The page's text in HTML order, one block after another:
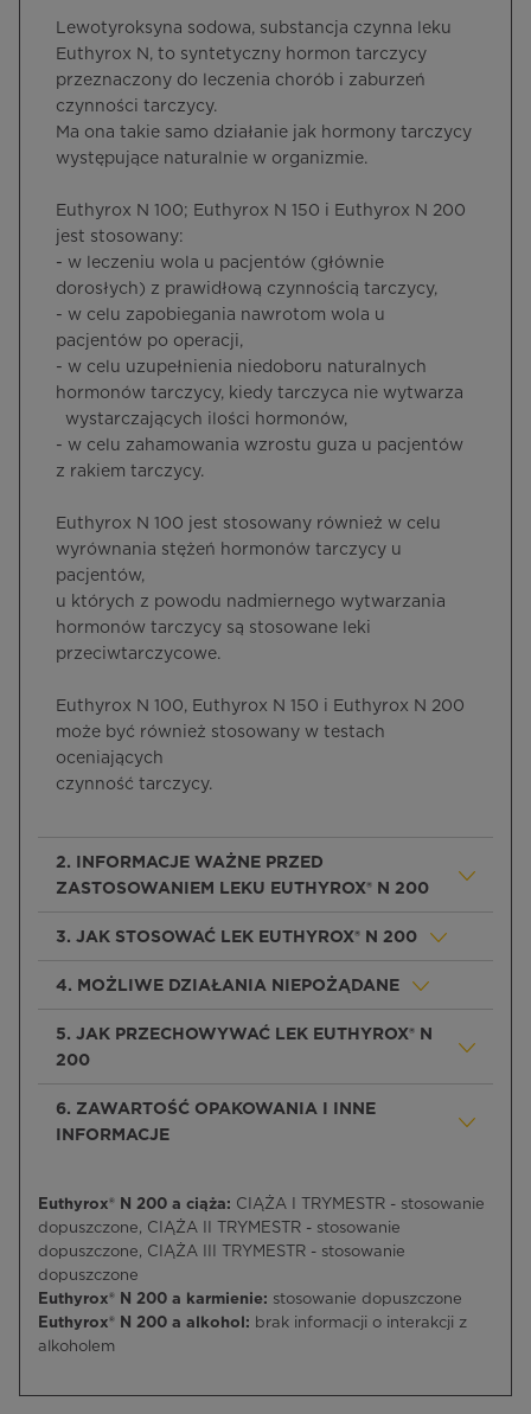
Lewotyroksyna sodowa, substancja czynna leku
Euthyrox N, to syntetyczny hormon tarczycy
przeznaczony do leczenia chorób i zaburzeń
czynności tarczycy.
Ma ona takie samo działanie jak hormony tarczycy
występujące naturalnie w organizmie.
Euthyrox N 100; Euthyrox N 150 i Euthyrox N 200
jest stosowany:
- w leczeniu wola u pacjentów (głównie
dorosłych) z prawidłową czynnością tarczycy,
- w celu zapobiegania nawrotom wola u
pacjentów po operacji,
- w celu uzupełnienia niedoboru naturalnych
hormonów tarczycy, kiedy tarczyca nie wytwarza
wystarczających ilości hormonów,
- w celu zahamowania wzrostu guza u pacjentów
z rakiem tarczycy.
Euthyrox N 100 jest stosowany również w celu
wyrównania stężeń hormonów tarczycy u
pacjentów,
u których z powodu nadmiernego wytwarzania
hormonów tarczycy są stosowane leki
przeciwtarczycowe.
Euthyrox N 100, Euthyrox N 150 i Euthyrox N 200
może być również stosowany w testach
oceniających
czynność tarczycy.
2. INFORMACJE WAŻNE PRZED
ZASTOSOWANIEM LEKU EUTHYROX® N 200
3. JAK STOSOWAĆ LEK EUTHYROX® N 200
4. MOŻLIWE DZIAŁANIA NIEPOŻĄDANE
5. JAK PRZECHOWYWAĆ LEK EUTHYROX® N
200
6. ZAWARTOŚĆ OPAKOWANIA I INNE
INFORMACJE
Euthyrox® N 200 a ciąża: CIĄŻA I TRYMESTR - stosowanie
dopuszczone, CIĄŻA II TRYMESTR - stosowanie
dopuszczone, CIĄŻA III TRYMESTR - stosowanie
dopuszczone
Euthyrox® N 200 a karmienie: stosowanie dopuszczone
Euthyrox® N 200 a alkohol: brak informacji o interakcji z
alkoholem